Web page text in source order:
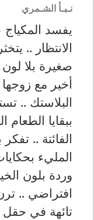
نـبـأ الشـمري
يفسد
الانتظار ..
صغيرة بلا
أخير مع
البلاستك ..
ببقايا
الفائتة ..
المليء
وردة بلون
افتراضي ..
تائهة في حقل